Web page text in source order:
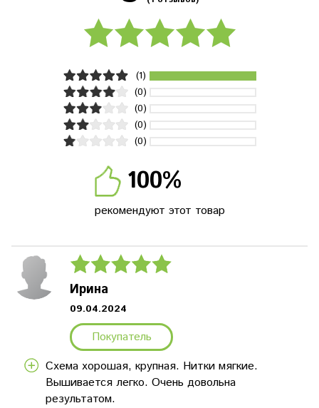
(1)
(0)
(0)
(0)
(0)
100%
рекомендуют этот товар
Ирина
09.04.2024
Покупатель
Схема хорошая, крупная. Нитки мягкие.
Вышивается легко. Очень довольна
результатом.